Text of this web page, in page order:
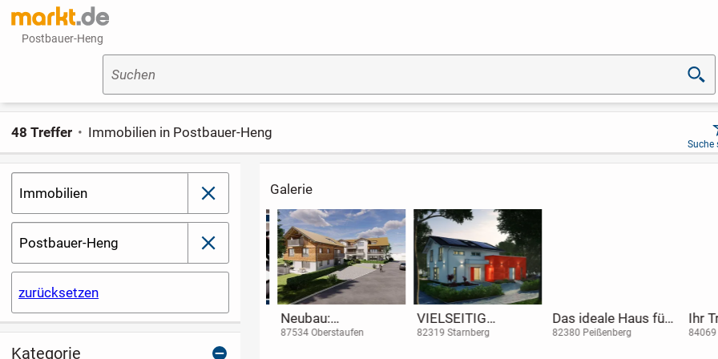
Postbauer-Heng
Suchen
Immobilien schließen
Postbauer-Heng schließen
zurücksetzen
48 Treffer Immobilien in Postbauer-Heng
Suche
Galerie
Renovierte
Etagenwohnung mit
historischem
96337 Ludwigsstadt
Nettokaltmiete
A+
Energieeffizientes
97493 Bergrheinfeld
Neubau:
Erdgeschoßwohnun
87534 Oberstaufen
VIELSEITIG
NUTZBAR
82319 Starnberg
Das ideale Haus für
eine junge Familie
82380 Peißenberg
Ihr
die
84069
Kategorie